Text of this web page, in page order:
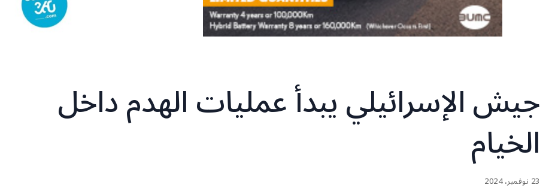
جيش الإسرائيلي يبدأ عمليات الهدم داخل
الخيام
23 نوفمبر، 2024